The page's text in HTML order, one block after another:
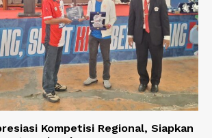
Kompetisi Regional, Siapkan